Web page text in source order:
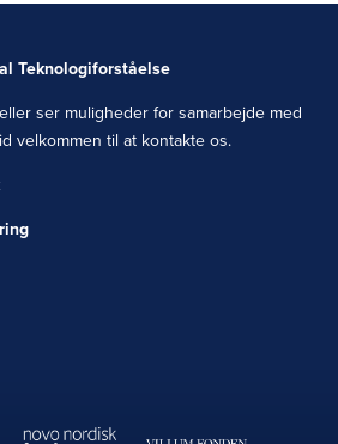
Teknologiforståelse
ser muligheder for samarbejde med
velkommen til at kontakte os.